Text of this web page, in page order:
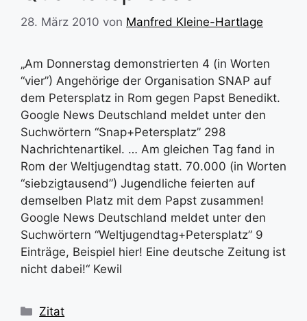
28. März 2010 von Manfred Kleine-Hartlage
„Am Donnerstag demonstrierten 4 (in Worten
“vier”) Angehörige der Organisation SNAP auf
dem Petersplatz in Rom gegen Papst Benedikt.
Google News Deutschland meldet unter den
Suchwörtern “Snap+Petersplatz” 298
Nachrichtenartikel. … Am gleichen Tag fand in
Rom der Weltjugendtag statt. 70.000 (in Worten
“siebzigtausend”) Jugendliche feierten auf
demselben Platz mit dem Papst zusammen!
Google News Deutschland meldet unter den
Suchwörtern “Weltjugendtag+Petersplatz” 9
Einträge, Beispiel hier! Eine deutsche Zeitung ist
nicht dabei!“ Kewil
Kategorien
Zitat